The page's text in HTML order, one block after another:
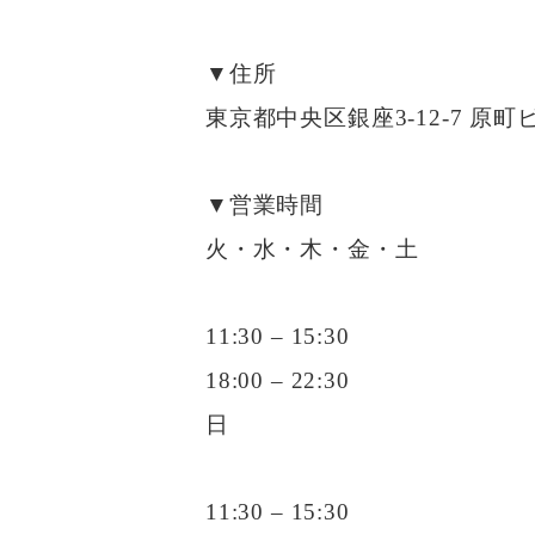
▼住所
東京都中央区銀座3-12-7 原町
▼営業時間
火・水・木・金・土
11:30 – 15:30
18:00 – 22:30
日
11:30 – 15:30